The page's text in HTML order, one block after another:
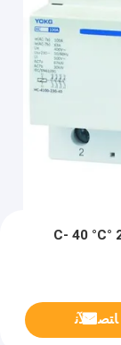
4 القطبية المنزلية مكافحة التيار المتردد ل -25 °C- 40 °C
ﺎﺘﺼﻟ ﺍﻶﻧ